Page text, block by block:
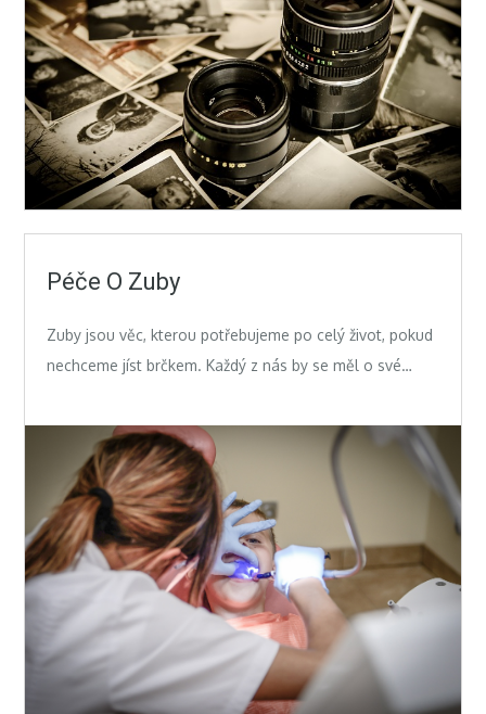
Péče O Zuby
Zuby jsou věc, kterou potřebujeme po celý život, pokud
nechceme jíst brčkem. Každý z nás by se měl o své…